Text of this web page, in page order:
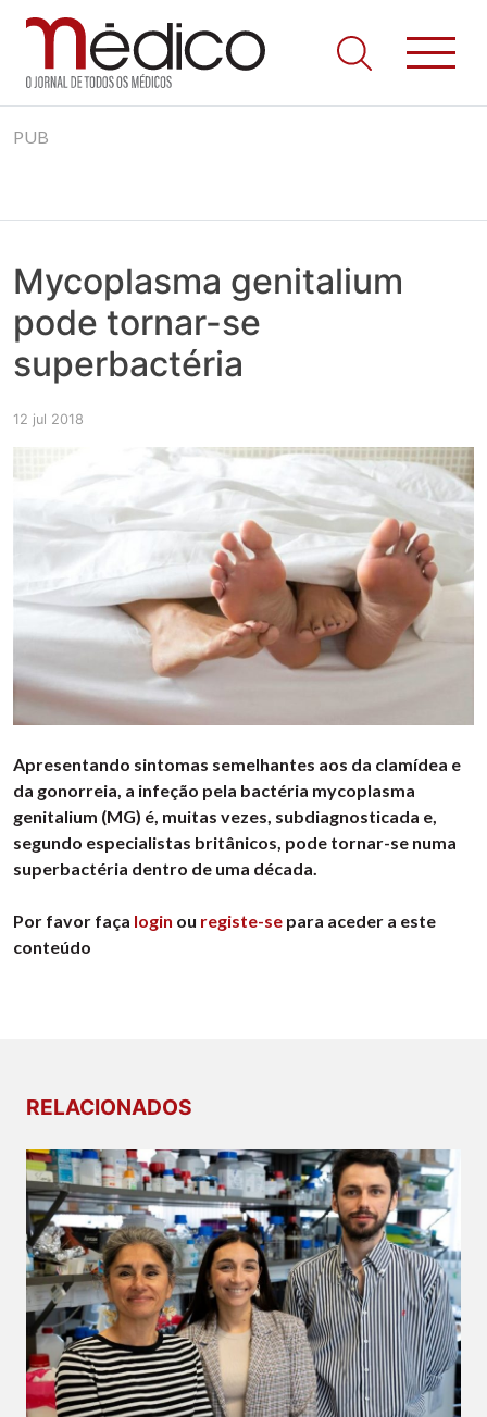
to
Jornal Médico
Médico – O Jornal de Todos os Médicos. Onde as notícias
realmente contam! Tudo o que se passa na Saúde!
PUB
Mycoplasma genitalium
pode tornar-se
superbactéria
12 jul 2018
Apresentando sintomas semelhantes aos da clamídea e
da gonorreia, a infeção pela bactéria mycoplasma
genitalium (MG) é, muitas vezes, subdiagnosticada e,
segundo especialistas britânicos, pode tornar-se numa
superbactéria dentro de uma década.
Por favor faça login ou registe-se para aceder a este
conteúdo
RELACIONADOS